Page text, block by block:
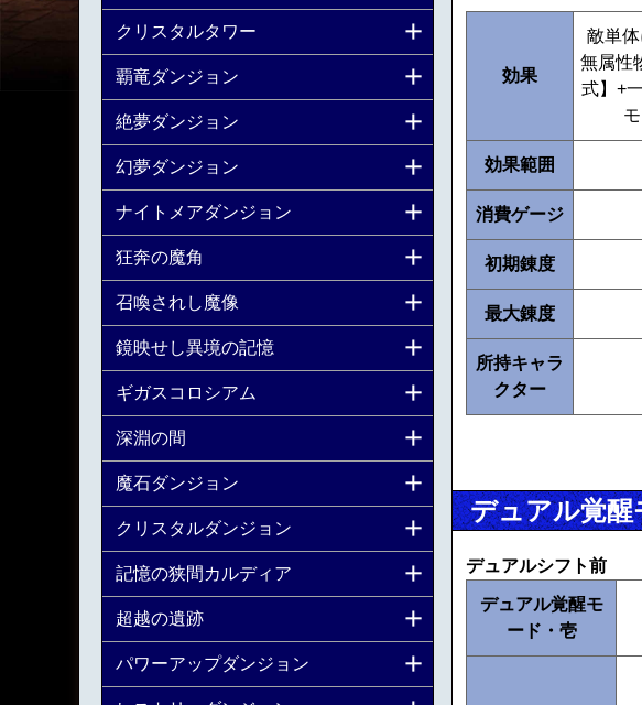
効果
敵単
無属性
式】+
効果範囲
消費ゲージ
初期錬度
最大錬度
所持キャラ
クター
デュアル覚醒
デュアルシフト前
デュアル覚醒モ
ード・壱
クリスタルタワー
覇竜ダンジョン
絶夢ダンジョン
幻夢ダンジョン
ナイトメアダンジョン
狂奔の魔角
召喚されし魔像
鏡映せし異境の記憶
ギガスコロシアム
深淵の間
魔石ダンジョン
クリスタルダンジョン
記憶の狭間カルディア
超越の遺跡
パワーアップダンジョン